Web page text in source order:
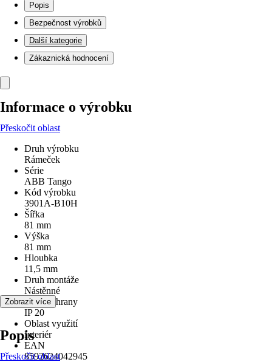
Popis
Bezpečnost výrobků
Další kategorie
Zákaznická hodnocení
Informace o výrobku
Přeskočit oblast
Druh výrobku
Rámeček
Série
ABB Tango
Kód výrobku
3901A-B10H
Šířka
81 mm
Výška
81 mm
Hloubka
11,5 mm
Druh montáže
Nástěnné
Druh ochrany
IP 20
Oblast využití
Interiér
EAN
8592624042945
Zobrazit více
Popis
Přeskočit oblast